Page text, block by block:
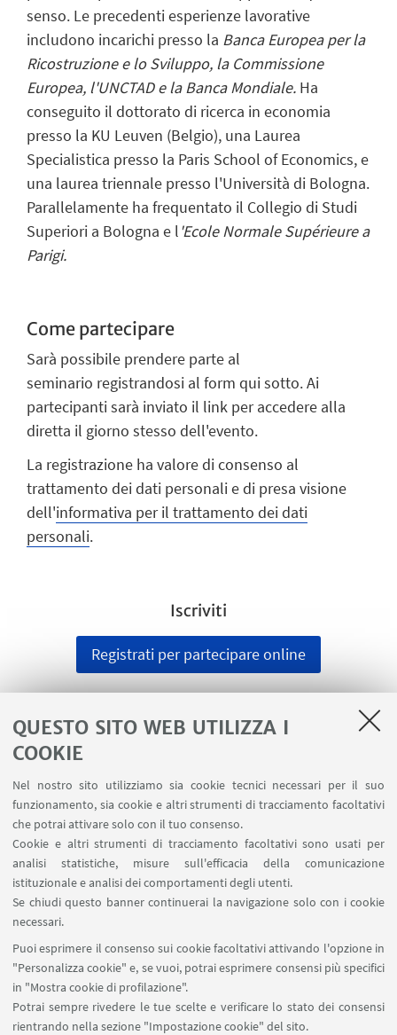
QUESTO SITO WEB UTILIZZA I
COOKIE
Nel nostro sito utilizziamo sia cookie tecnici necessari per il suo
funzionamento, sia cookie e altri strumenti di tracciamento facoltativi
che potrai attivare solo con il tuo consenso.
Cookie e altri strumenti di tracciamento facoltativi sono usati per
analisi statistiche, misure sull'efficacia della comunicazione
istituzionale e analisi dei comportamenti degli utenti.
Se chiudi questo banner continuerai la navigazione solo con i cookie
necessari.
Puoi esprimere il consenso sui cookie facoltativi attivando l'opzione in
"Personalizza cookie" e, se vuoi, potrai esprimere consensi più specifici
in "Mostra cookie di profilazione".
Potrai sempre rivedere le tue scelte e verificare lo stato dei consensi
rientrando nella sezione "Impostazione cookie" del sito.
senso. Le precedenti esperienze lavorative
includono incarichi presso la Banca Europea per la
Ricostruzione e lo Sviluppo, la Commissione
Europea, l'UNCTAD e la Banca Mondiale. Ha
conseguito il dottorato di ricerca in economia
presso la KU Leuven (Belgio), una Laurea
Specialistica presso la Paris School of Economics, e
una laurea triennale presso l'Università di Bologna.
Parallelamente ha frequentato il Collegio di Studi
Superiori a Bologna e l 'Ecole Normale Supérieure a
Parigi.
Come partecipare
Sarà possibile prendere parte al
seminario registrandosi al form qui sotto.Ai
partecipanti sarà inviato il link per accedere alla
diretta il giorno stesso dell'evento.
La registrazione ha valore di consenso al
trattamento dei dati personali e di presa visione
dell'informativa per il trattamento dei dati
personali.
Iscriviti
Registrati per partecipare online
Scadenza iscrizioni
Sarà possibile registrarsi al Talk
settembre( ore 10.00 CET).
Via Marsala 49
alumni@unibo.it
Chi siamo
Collabora con noi